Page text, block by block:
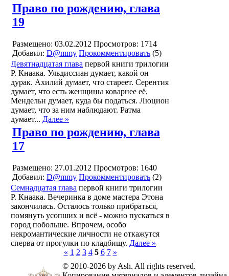
Право по рождению, глава
19
Размещено: 03.02.2012 Просмотров: 1714
Добавил: D@mmy Прокомментировать (5)
Девятнадцатая глава первой книги трилогии
Р. Кнаака. Ульдиссиан думает, какой он
дурак. Ахилий думает, что стареет. Серентия
думает, что есть женщины коварнее её.
Мендельн думает, куда бы податься. Люцион
думает, что за ним наблюдают. Ратма
думает... Далее »
Право по рождению, глава
17
Размещено: 27.01.2012 Просмотров: 1640
Добавил: D@mmy Прокомментировать (2)
Семнадцатая глава первой книги трилогии
Р. Кнаака. Вечеринка в доме мастера Этона
закончилась. Осталось только прибраться,
помянуть усопших и всё - можно пускаться в
город побольше. Впрочем, особо
некромантические личности не откажутся
сперва от прогулки по кладбищу. Далее »
« 1 2 3 4 5 6 7 »
© 2010-2026 by Ash. All rights reserved.